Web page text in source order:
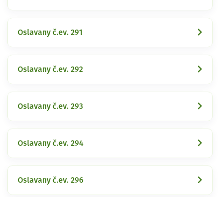
Oslavany č.ev. 291
Oslavany č.ev. 292
Oslavany č.ev. 293
Oslavany č.ev. 294
Oslavany č.ev. 296